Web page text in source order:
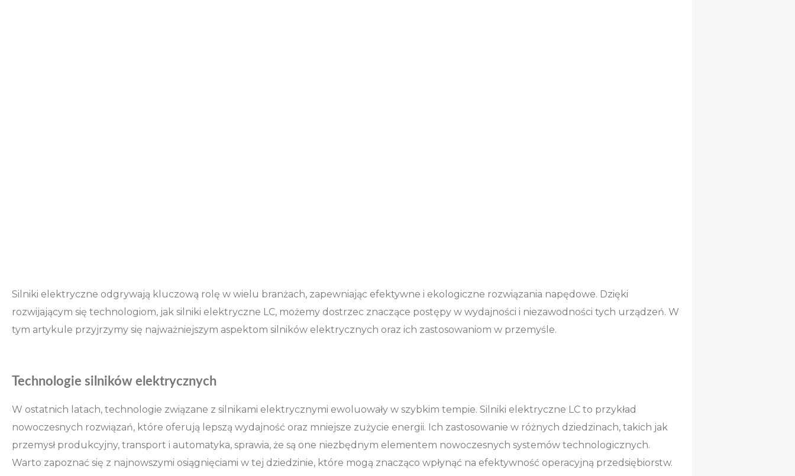
Silniki elektryczne odgrywają kluczową rolę w wielu branżach, zapewniając efektywne i ekologiczne rozwiązania napędowe. Dzięki
rozwijającym się technologiom, jak silniki elektryczne LC, możemy dostrzec znaczące postępy w wydajności i niezawodności tych urządzeń. W
tym artykule przyjrzymy się najważniejszym aspektom silników elektrycznych oraz ich zastosowaniom w przemyśle.
Technologie silników elektrycznych
W ostatnich latach, technologie związane z silnikami elektrycznymi ewoluowały w szybkim tempie. Silniki elektryczne LC to przykład
nowoczesnych rozwiązań, które oferują lepszą wydajność oraz mniejsze zużycie energii. Ich zastosowanie w różnych dziedzinach, takich jak
przemysł produkcyjny, transport i automatyka, sprawia, że są one niezbędnym elementem nowoczesnych systemów technologicznych.
Warto zapoznać się z najnowszymi osiągnięciami w tej dziedzinie, które mogą znacząco wpłynąć na efektywność operacyjną przedsiębiorstw.